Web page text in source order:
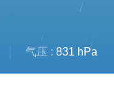
气压 : 831 hPa